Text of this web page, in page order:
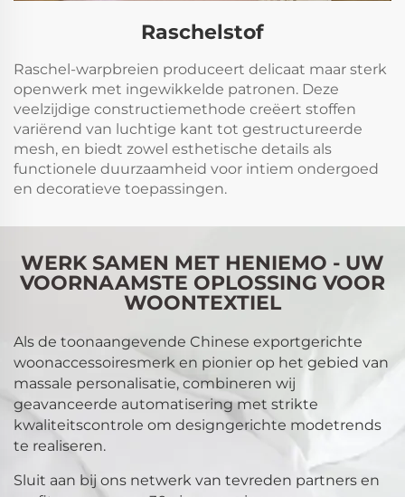
Raschelstof
Raschel-warpbreien produceert delicaat maar sterk
openwerk met ingewikkelde patronen. Deze
veelzijdige constructiemethode creëert stoffen
variërend van luchtige kant tot gestructureerde
mesh, en biedt zowel esthetische details als
functionele duurzaamheid voor intiem ondergoed
en decoratieve toepassingen.
WERK SAMEN MET HENIEMO - UW
VOORNAAMSTE OPLOSSING VOOR
WOONTEXTIEL
Als de toonaangevende Chinese exportgerichte
woonaccessoiresmerk en pionier op het gebied van
massale personalisatie, combineren wij
geavanceerde automatisering met strikte
kwaliteitscontrole om designgerichte modetrends
te realiseren.
Sluit aan bij ons netwerk van tevreden partners en